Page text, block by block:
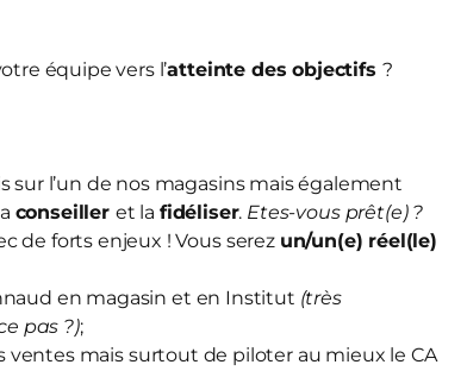
équipe vers l’atteinte des objectifs ?
l’un de nos magasins mais également
conseiller et la fidéliser. Etes-vous prêt(e) ?
de forts enjeux ! Vous serez un/un(e) réel(le)
en magasin et en Institut (très
pas ?);
mais surtout de piloter au mieux le CA